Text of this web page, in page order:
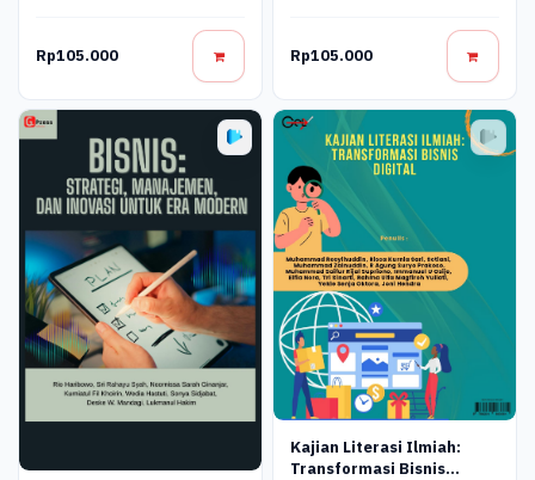
Rp105.000 Rp105.000
Kajian Literasi Ilmiah:
Transformasi Bisnis